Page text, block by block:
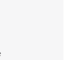
D150